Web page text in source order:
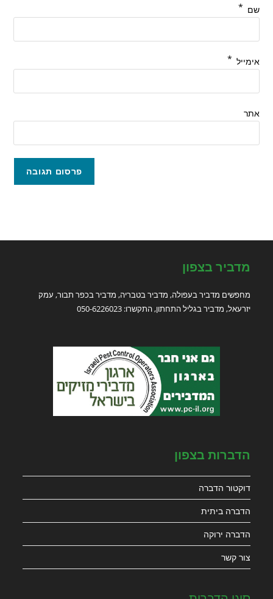
שם *
אימייל *
אתר
מדביר בצפון
מחפשים מדביר בעפולה, מדביר בטבריה, מדביר בכפר תבור, עמק
יזרעאל, מדביר בגליל התחתון, התקשרו: 050-6226023
הדברות בצפון
דוקטור הדברה
הדברה ביתית
הדברה ירוקה
צור קשר